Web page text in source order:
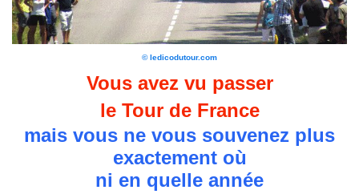
© ledicodutour.com
Vous avez vu passer
le Tour de France
mais vous ne vous souvenez plus
exactement où
ni en quelle année